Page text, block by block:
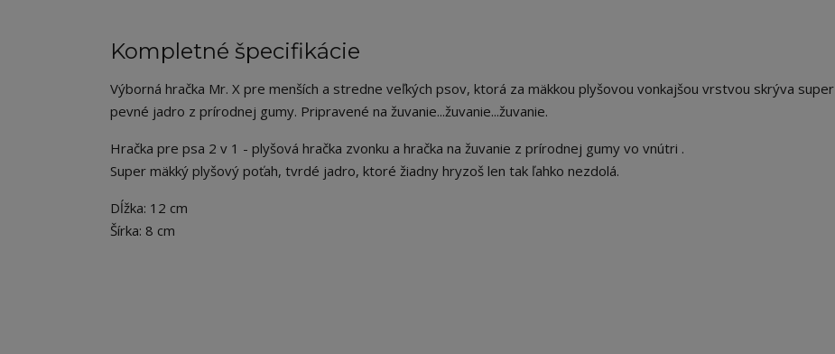
Kompletné špecifikácie
Výborná hračka Mr. X pre menších a stredne veľkých psov, ktorá za mäkkou plyšovou vonkajšou vrstvou skrýva super
pevné jadro z prírodnej gumy. Pripravené na žuvanie...žuvanie...žuvanie.
Hračka pre psa 2 v 1 - plyšová hračka zvonku a hračka na žuvanie z prírodnej gumy vo vnútri .
Super mäkký plyšový poťah, tvrdé jadro, ktoré žiadny hryzoš len tak ľahko nezdolá.
Dĺžka: 12 cm
Šírka: 8 cm